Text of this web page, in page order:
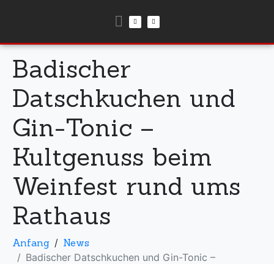
Badischer
Datschkuchen und
Gin-Tonic –
Kultgenuss beim
Weinfest rund ums
Rathaus
Anfang
News
Badischer Datschkuchen und Gin-Tonic –